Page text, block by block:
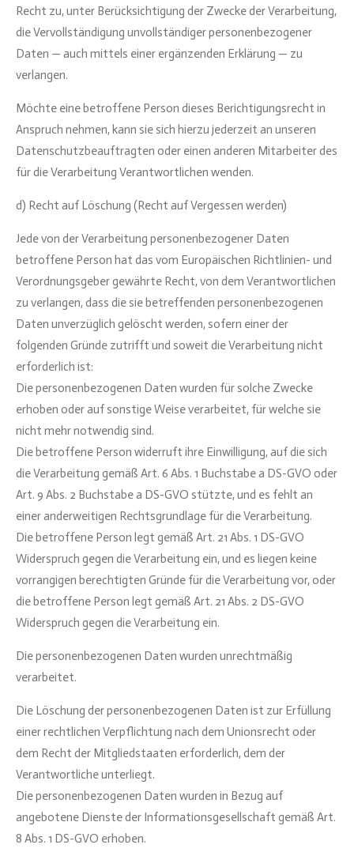
Recht zu, unter Berücksichtigung der Zwecke der Verarbeitung,
die Vervollständigung unvollständiger personenbezogener
Daten — auch mittels einer ergänzenden Erklärung — zu
verlangen.
Möchte eine betroffene Person dieses Berichtigungsrecht in
Anspruch nehmen, kann sie sich hierzu jederzeit an unseren
Datenschutzbeauftragten oder einen anderen Mitarbeiter des
für die Verarbeitung Verantwortlichen wenden.
d) Recht auf Löschung (Recht auf Vergessen werden)
Jede von der Verarbeitung personenbezogener Daten
betroffene Person hat das vom Europäischen Richtlinien- und
Verordnungsgeber gewährte Recht, von dem Verantwortlichen
zu verlangen, dass die sie betreffenden personenbezogenen
Daten unverzüglich gelöscht werden, sofern einer der
folgenden Gründe zutrifft und soweit die Verarbeitung nicht
erforderlich ist:
Die personenbezogenen Daten wurden für solche Zwecke
erhoben oder auf sonstige Weise verarbeitet, für welche sie
nicht mehr notwendig sind.
Die betroffene Person widerruft ihre Einwilligung, auf die sich
die Verarbeitung gemäß Art. 6 Abs. 1 Buchstabe a DS-GVO oder
Art. 9 Abs. 2 Buchstabe a DS-GVO stützte, und es fehlt an
einer anderweitigen Rechtsgrundlage für die Verarbeitung.
Die betroffene Person legt gemäß Art. 21 Abs. 1 DS-GVO
Widerspruch gegen die Verarbeitung ein, und es liegen keine
vorrangigen berechtigten Gründe für die Verarbeitung vor, oder
die betroffene Person legt gemäß Art. 21 Abs. 2 DS-GVO
Widerspruch gegen die Verarbeitung ein.
Die personenbezogenen Daten wurden unrechtmäßig
verarbeitet.
Die Löschung der personenbezogenen Daten ist zur Erfüllung
einer rechtlichen Verpflichtung nach dem Unionsrecht oder
dem Recht der Mitgliedstaaten erforderlich, dem der
Verantwortliche unterliegt.
Die personenbezogenen Daten wurden in Bezug auf
angebotene Dienste der Informationsgesellschaft gemäß Art.
8 Abs. 1 DS-GVO erhoben.